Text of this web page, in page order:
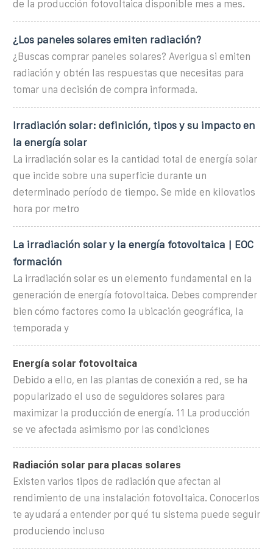
de la producción fotovoltaica disponible mes a mes.
¿Los paneles solares emiten radiación?
¿Buscas comprar paneles solares? Averigua si emiten
radiación y obtén las respuestas que necesitas para
tomar una decisión de compra informada.
Irradiación solar: definición, tipos y su impacto en
la energía solar
La irradiación solar es la cantidad total de energía solar
que incide sobre una superficie durante un
determinado período de tiempo. Se mide en kilovatios
hora por metro
La irradiación solar y la energía fotovoltaica | EOC
formación
La irradiación solar es un elemento fundamental en la
generación de energía fotovoltaica. Debes comprender
bien cómo factores como la ubicación geográfica, la
temporada y
Energía solar fotovoltaica
Debido a ello, en las plantas de conexión a red, se ha
popularizado el uso de seguidores solares para
maximizar la producción de energía. 11 La producción
se ve afectada asimismo por las condiciones
Radiación solar para placas solares
Existen varios tipos de radiación que afectan al
rendimiento de una instalación fotovoltaica. Conocerlos
te ayudará a entender por qué tu sistema puede seguir
produciendo incluso